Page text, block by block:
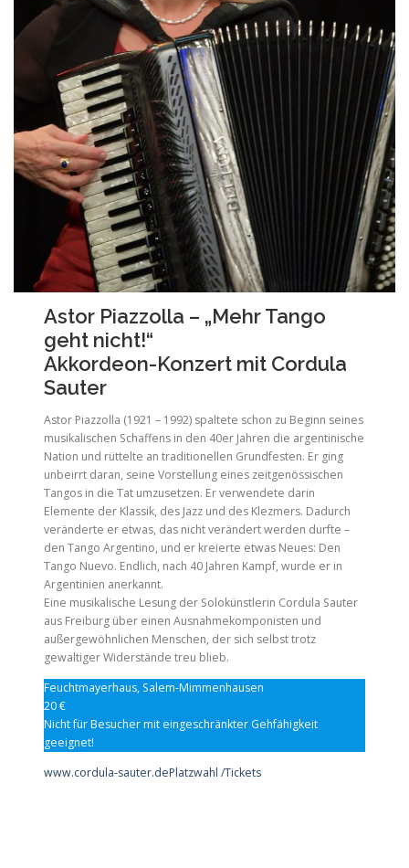
Astor Piazzolla – „Mehr Tango
geht nicht!“
Akkordeon-Konzert mit Cordula
Sauter
Astor Piazzolla (1921 – 1992) spaltete schon zu Beginn seines
musikalischen Schaffens in den 40er Jahren die argentinische
Nation und rüttelte an traditionellen Grundfesten. Er ging
unbeirrt daran, seine Vorstellung eines zeitgenössischen
Tangos in die Tat umzusetzen. Er verwendete darin
Elemente der Klassik, des Jazz und des Klezmers. Dadurch
veränderte er etwas, das nicht verändert werden durfte –
den Tango Argentino, und er kreierte etwas Neues: Den
Tango Nuevo. Endlich, nach 40 Jahren Kampf, wurde er in
Argentinien anerkannt.
Eine musikalische Lesung der Solokünstlerin Cordula Sauter
aus Freiburg über einen Ausnahmekomponisten und
außergewöhnlichen Menschen, der sich selbst trotz
gewaltiger Widerstände treu blieb.
Feuchtmayerhaus, Salem-Mimmenhausen
20 €
Nicht für Besucher mit eingeschränkter Gehfähigkeit
geeignet!
www.cordula-sauter.dePlatzwahl /Tickets